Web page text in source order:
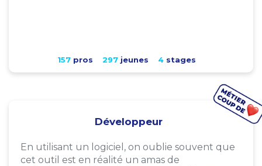
157pros 297jeunes 4stages
Développeur
En utilisant un logiciel, on oublie souvent que
cet outil est en réalité un amas de